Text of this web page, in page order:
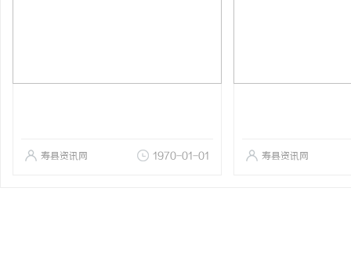
寿县资讯网 1970-01-01 寿县资讯网